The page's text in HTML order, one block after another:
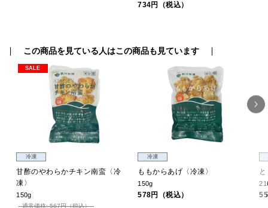
734円（税込）
この商品を見ている人はこの商品も見ています
SALE
冷凍
甘酢のやわらかチキン南蛮〈冷
凍〉
150g
通常価格: 567円（税込）
冷凍
ももからあげ〈冷凍〉
150g
578円（税込）